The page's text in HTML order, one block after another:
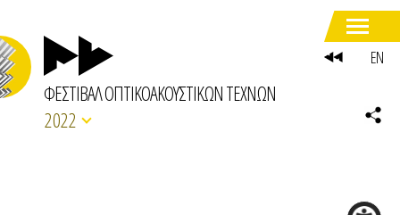
ΦΕΣΤΙΒΑΛ ΟΠΤΙΚΟΑΚΟΥΣΤΙΚΩΝ ΤΕΧΝΩΝ
2022
EN